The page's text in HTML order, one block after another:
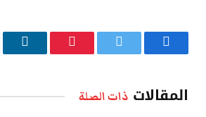
فيسبوك تويتر بينتيريست
المقالات ذات الصلة